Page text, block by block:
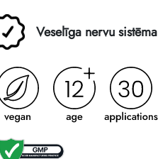
Veselīga nervu sistēma